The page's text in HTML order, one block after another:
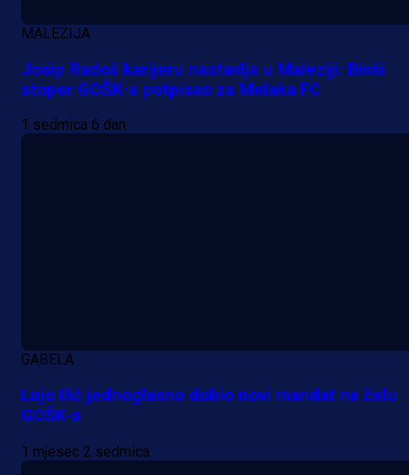
MALEZIJA
Josip Radoš karijeru nastavlja u Maleziji: Bivši
stoper GOŠK-a potpisao za Melaka FC
1 sedmica 6 dan
GABELA
Lujo Ilić jednoglasno dobio novi mandat na čelu
GOŠK-a
1 mjesec 2 sedmica